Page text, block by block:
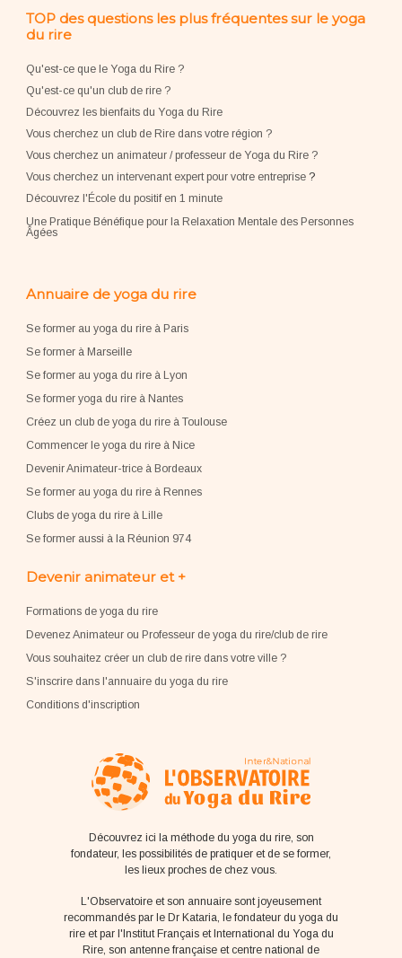
TOP des questions les plus fréquentes sur le yoga
du rire
Qu'est-ce que le Yoga du Rire ?
Qu'est-ce qu'un club de rire ?
Découvrez les bienfaits du Yoga du Rire
Vous cherchez un club de Rire dans votre région ?
Vous cherchez un animateur / professeur de Yoga du Rire ?
Vous cherchez un intervenant expert pour votre entreprise?
Découvrez l'École du positif en 1 minute
Une Pratique Bénéfique pour la Relaxation Mentale des Personnes
Âgées
Annuaire de yoga du rire
Se former au yoga du rire à Paris
Se former à Marseille
Se former au yoga du rire à Lyon
Se former yoga du rire à Nantes
Créez un club de yoga du rire à Toulouse
Commencer le yoga du rire à Nice
Devenir Animateur-trice à Bordeaux
Se former au yoga du rire à Rennes
Clubs de yoga du rire à Lille
Se former aussi à la Réunion 974
Devenir animateur et +
Formations de yoga du rire
Devenez Animateur ou Professeur de yoga du rire/club de rire
Vous souhaitez créer un club de rire dans votre ville ?
S'inscrire dans l'annuaire du yoga du rire
Conditions d'inscription
Découvrez ici la méthode du yoga du rire, son
fondateur, les possibilités de pratiquer et de se former,
les lieux proches de chez vous.
L'Observatoire et son annuaire sont joyeusement
recommandés par le Dr Kataria, le fondateur du yoga du
rire et par l'Institut Français et International du Yoga du
Rire, son antenne française et centre national de